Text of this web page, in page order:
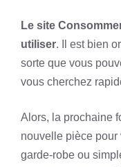
Le site
utiliser. Il est bien
sorte que vous
vous cherchez
Alors, la prochaine
nouvelle pièce pour
garde-robe ou